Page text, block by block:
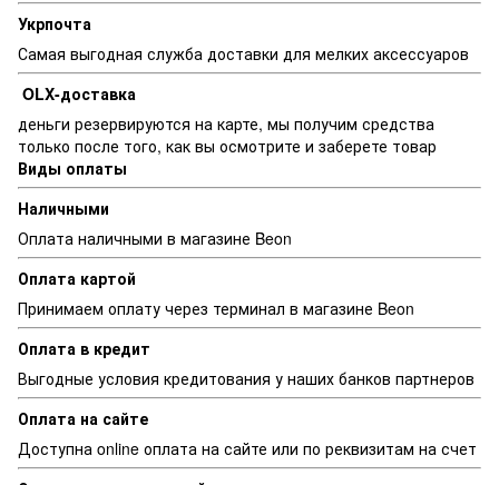
Укрпочта
Самая выгодная служба доставки для мелких аксессуаров
OLX-доставка
деньги резервируются на карте, мы получим средства
только после того, как вы осмотрите и заберете товар
Виды оплаты
Наличными
Оплата наличными в магазине Beon
Оплата картой
Принимаем оплату через терминал в магазине Beon
Оплата в кредит
Выгодные условия кредитования у наших банков партнеров
Оплата на сайте
Доступна online оплата на сайте или по реквизитам на счет